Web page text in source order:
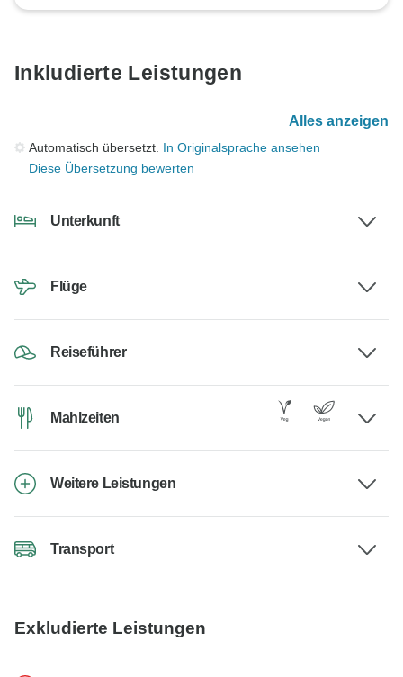
Inkludierte Leistungen
Alles anzeigen
Automatisch übersetzt. In Originalsprache ansehen
Diese Übersetzung bewerten
Unterkunft
Flüge
Reiseführer
Mahlzeiten
Weitere Leistungen
Transport
Exkludierte Leistungen